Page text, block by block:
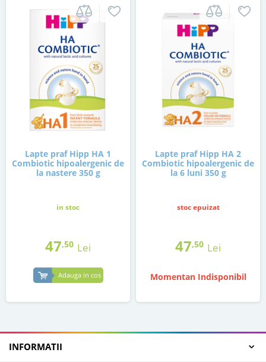
Lapte praf Hipp HA 1
Combiotic hipoalergenic de
la nastere 350 g
in stoc
47,50 Lei
Adauga in cos
Lapte praf Hipp HA 2
Combiotic hipoalergenic de
la 6 luni 350 g
stoc epuizat
47,50 Lei
Momentan Indisponibil
INFORMATII